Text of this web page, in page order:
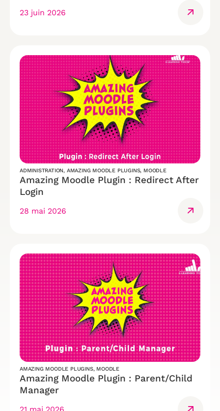
23 juin 2026
ADMINISTRATION, AMAZING MOODLE PLUGINS, MOODLE
Amazing Moodle Plugin : Redirect After
Login
28 mai 2026
AMAZING MOODLE PLUGINS, MOODLE
Amazing Moodle Plugin : Parent/Child
Manager
21 mai 2026